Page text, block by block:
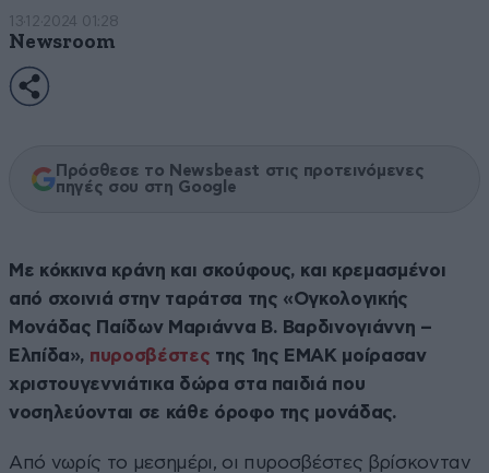
13·12·2024 01:28
Newsroom
Πρόσθεσε το Newsbeast στις προτεινόμενες
πηγές σου στη Google
Με κόκκινα κράνη και σκούφους, και κρεμασμένοι
από σχοινιά στην ταράτσα της «Ογκολογικής
Μονάδας Παίδων Μαριάννα Β. Βαρδινογιάννη –
Ελπίδα», πυροσβέστες της 1ης ΕΜΑΚ μοίρασαν
χριστουγεννιάτικα δώρα στα παιδιά που
νοσηλεύονται σε κάθε όροφο της μονάδας.
Από νωρίς το μεσημέρι, οι πυροσβέστες βρίσκονταν